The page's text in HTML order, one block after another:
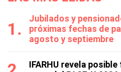
Jubilados y
próximas fechas de
agosto y septiembre
IFARHU revela